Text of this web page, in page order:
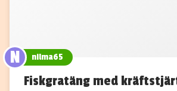
N nilma65
Fiskgratäng med